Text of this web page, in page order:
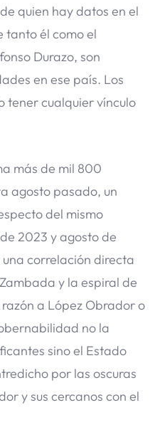
quien hay datos en el
tanto él como el
Durazo, son
en ese país. Los
tener cualquier vínculo
más de mil 800
agosto pasado, un
del mismo
2023 y agosto de
correlación directa
y la espiral de
a López Obrador o
no la
sino el Estado
por las oscuras
y sus cercanos con el